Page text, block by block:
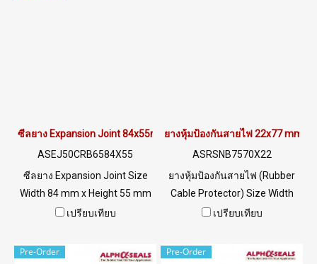
ซีลยาง Expansion Joint 84x55mm
ASEJ50CRB6584X55
ซีลยาง Expansion Joint Size
Width 84 mm x Height 55 mm
ซีลยางสำหรับอุดร่องคอนกรีต
ต่อกับคอนกรีต หรือแผ่น
เปรียบเทียบ
ยางหุ้มป้องกันสายไฟ 22x77 mm
ASRSNB7570X22
ยางหุ้มป้องกันสายไฟ (Rubber
Cable Protector) Size Width
22 mm x Height 77 mm รับน้ำ
ปกป้องสายไฟ/สายเคเบิล ทน
เปรียบเทียบ
Pre-Order Pre-Order